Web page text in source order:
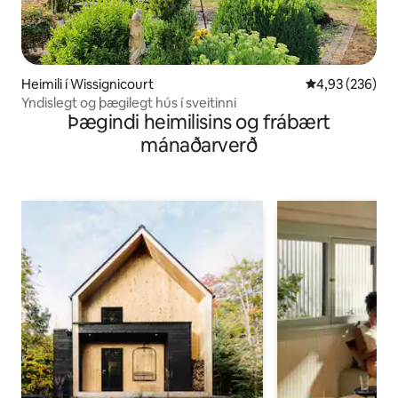
Heimili í Wissignicourt 4,93 af 5 í
4,93 (236)
Yndislegt og þægilegt hús í sveitinni
Þægindi heimilisins og frábært
mánaðarverð